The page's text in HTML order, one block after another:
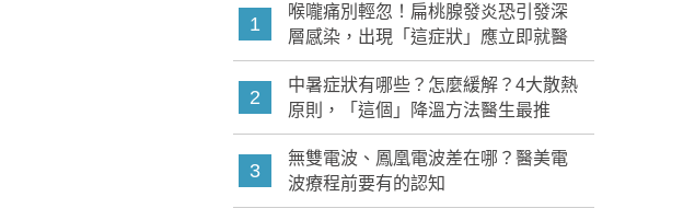
1
喉嚨痛別輕忽！扁桃腺發炎恐引發深
層感染，出現「這症狀」應立即就醫
2
中暑症狀有哪些？怎麼緩解？4大散熱
原則，「這個」降溫方法醫生最推
3
無雙電波、鳳凰電波差在哪？醫美電
波療程前要有的認知